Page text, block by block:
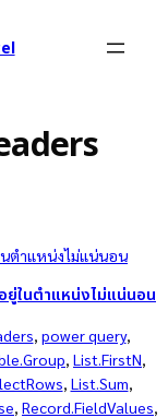
ยู่ในตำแหน่งไม่แน่นอน
, power query
, List.FirstN
, List.Sum
, Record.FieldValues